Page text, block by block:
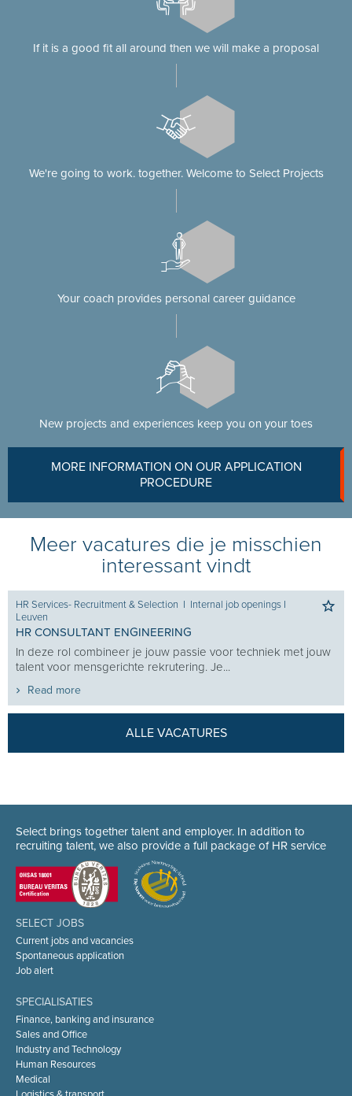
If it is a good fit all around then we will make a proposal
We're going to work. together. Welcome to Select Projects
Your coach provides personal career guidance
New projects and experiences keep you on your toes
MORE INFORMATION ON OUR APPLICATION
PROCEDURE
Meer vacatures die je misschien
interessant vindt
HR Services- Recruitment & Selection I Internal job openings I
Leuven
HR CONSULTANT ENGINEERING
In deze rol combineer je jouw passie voor techniek met jouw
talent voor mensgerichte rekrutering. Je...
Read more
ALLE VACATURES
Select brings together talent and employer. In addition to
recruiting talent, we also provide a full package of HR service
SELECT JOBS
Current jobs and vacancies
Spontaneous application
Job alert
SPECIALISATIES
Finance, banking and insurance
Sales and Office
Industry and Technology
Human Resources
Medical